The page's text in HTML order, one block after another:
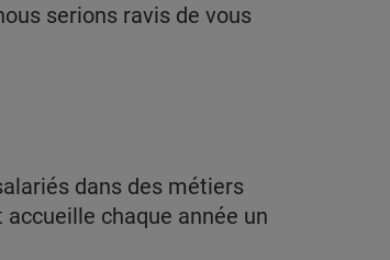
serions ravis de vous
dans des métiers
chaque année un